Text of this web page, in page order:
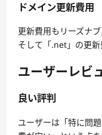
ドメイン更新費用
更新費用もリーズナ
そして「.net」の更新
ユーザーレビ
良い評判
ユーザーは「特に問